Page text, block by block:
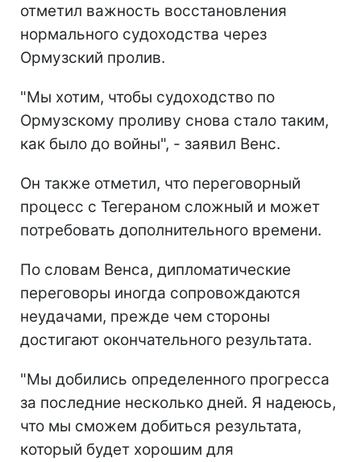
отметил важность восстановления
нормального судоходства через
Ормузский пролив.
"Мы хотим, чтобы судоходство по
Ормузскому проливу снова стало таким,
как было до войны", - заявил Венс.
Он также отметил, что переговорный
процесс с Тегераном сложный и может
потребовать дополнительного времени.
По словам Венса, дипломатические
переговоры иногда сопровождаются
неудачами, прежде чем стороны
достигают окончательного результата.
"Мы добились определенного прогресса
за последние несколько дней. Я надеюсь,
что мы сможем добиться результата,
который будет хорошим для